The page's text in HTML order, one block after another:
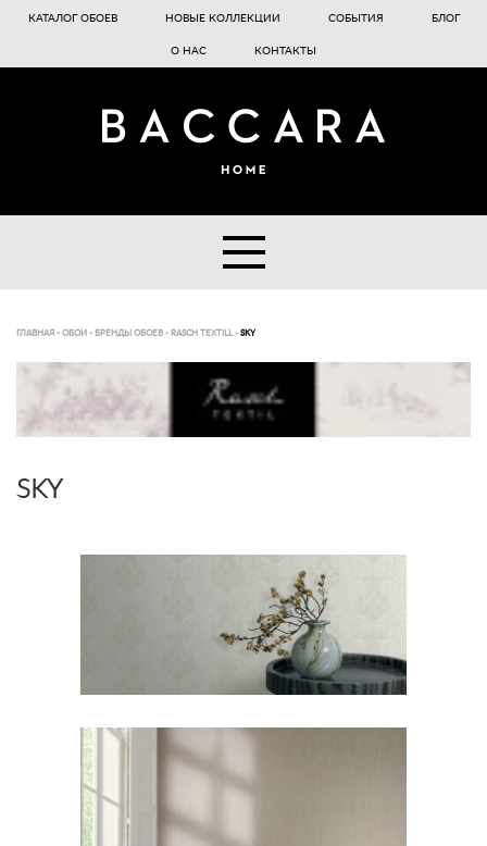
КАТАЛОГ ОБОЕВ НОВЫЕ КОЛЛЕКЦИИ СОБЫТИЯ БЛОГ
О НАС КОНТАКТЫ
ГЛАВНАЯ - ОБОИ - БРЕНДЫ ОБОЕВ - RASCH TEXTILL- SKY
SKY